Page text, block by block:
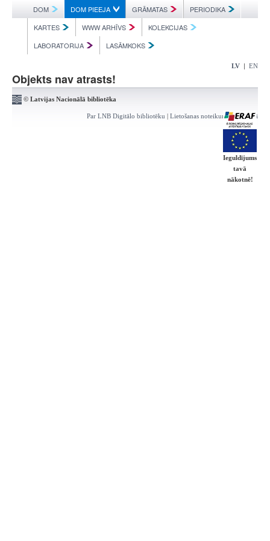
DOM DOM PIEEJA GRĀMATAS
PERIODIKA
KARTES
WWW ARHĪVS
KOLEKCIJAS
LABORATORIJA
LASĀMKOKS
LV | EN
Objekts nav atrasts!
© Latvijas Nacionālā bibliotēka
Par LNB Digitālo bibliotēku | Lietošanas noteikumi | Kontakti
Ieguldījums
tavā
nākotnē!